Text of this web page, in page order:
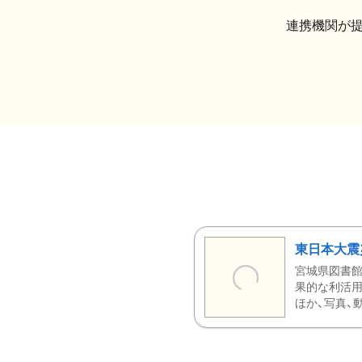
連携機関が
東日本大
宮城県図書
果的な利活
ほか、写真、